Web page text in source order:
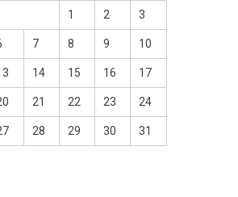
1 2 3
7 8 9 10
14 15 16 17
21 22 23 24
28 29 30 31